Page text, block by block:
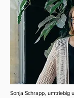
Sonja Schrapp, umtriebig